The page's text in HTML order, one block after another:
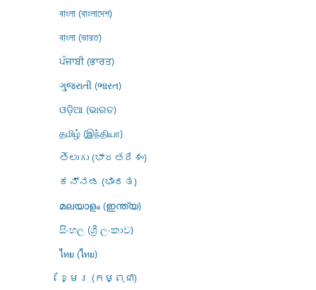
বাংলা (বাংলাদেশ)
বাংলা (ভারত)
ਪੰਜਾਬੀ (ਭਾਰਤ)
ગુજરાતી (ભારત)
ଓଡ଼ିଆ (ଭାରତ)
தமிழ் (இந்தியா)
తెలుగు (భారతదేశం)
ಕನ್ನಡ (ಭಾರತ)
മലയാളം (ഇന്ത്യ)
සිංහල (ශ්‍රී ලංකාව)
ไทย (ไทย)
ខ្មែរ (កម្ពុជា)